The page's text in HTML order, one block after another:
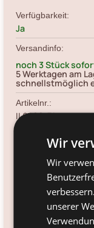
Verfügbarkeit:
Ja
Versandinfo:
noch 3 Stück
5 Werktagen am
schnellstmöglich
Artikelnr.:
IL6209-74
240 x 240 cm
ash grey
100% Baumwolle
Wir
Wir
unserer